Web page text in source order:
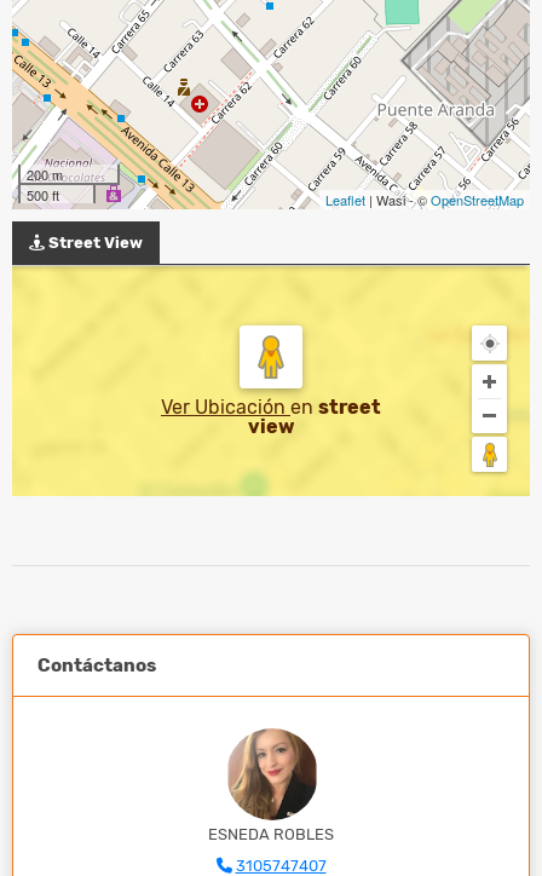
200 m
500 ft
Leaflet | Wasi - ©OpenStreetMap
Street View
Ver Ubicación en street
view
Contáctanos
ESNEDA ROBLES
3105747407